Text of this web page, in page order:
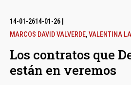
14-01-2614-01-26
MARCOS DAVID VALVERDE,VALENTINA
Los contratos que
están en veremos